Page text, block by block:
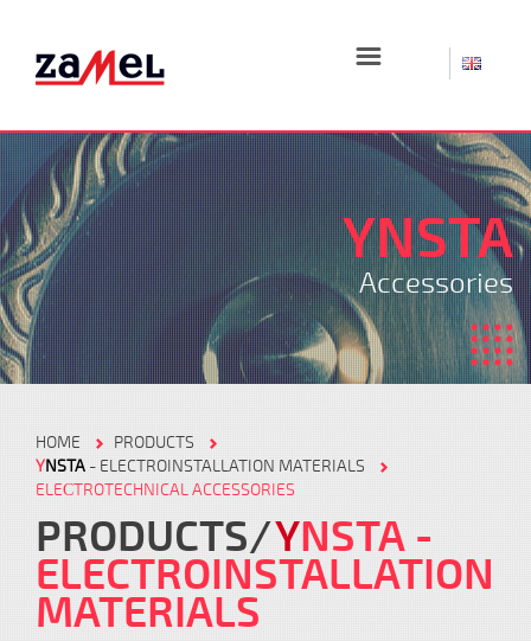
☰
YNSTA
Accessories
HOME
PRODUCTS
YNSTA - ELECTROINSTALLATION MATERIALS
ELEСTROTECHNICAL ACCESSORIES
PRODUCTS YNSTA -
ELECTROINSTALLATION
MATERIALS